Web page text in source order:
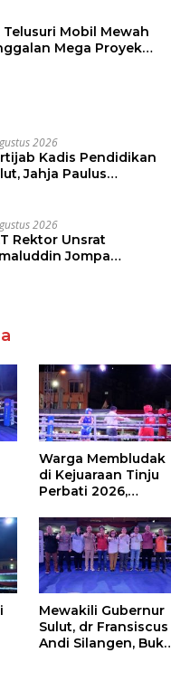
Telusuri Mobil Mewah
Mega Proyek
2026
Kadis Pendidikan
Jahja Paulus
2026
Rektor Unsrat
Jompa
Warga Membludak
di Kejuaraan Tinju
Perbati 2026,
Piala Wali Kota
Mewakili Gubernur
Sulut, dr Fransiscus
Andi Silangen, Buka